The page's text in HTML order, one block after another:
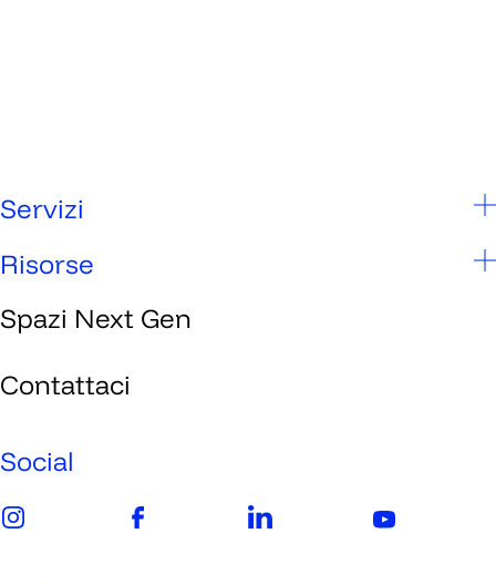
Servizi
Scuole
Studenti
Imprese
Risorse
Chi siamo
Spazi Next Gen
Contattaci
Social